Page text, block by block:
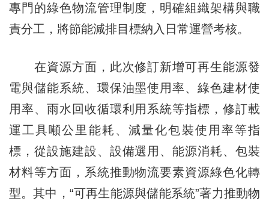
專門的綠色物流管理制度，明確組織架構與職
責分工，將節能減排目標納入日常運營考核。
在資源方面，此次修訂新增可再生能源發
電與儲能系統、環保油墨使用率、綠色建材使
用率、雨水回收循環利用系統等指標，修訂載
運工具噸公里能耗、減量化包裝使用率等指
標，從設施建設、設備選用、能源消耗、包裝
材料等方面，系統推動物流要素資源綠色化轉
型。其中，“可再生能源與儲能系統”著力推動物